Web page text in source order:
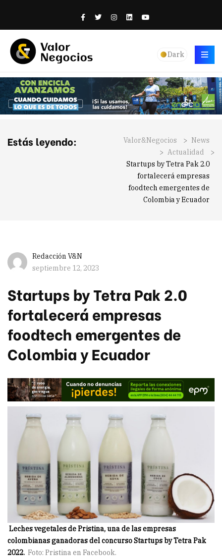
Dark
Estás leyendo: Valor&Negocios > News
> Actualidad
>
Startups by Tetra Pak 2.0
fortalecerá empresas
foodtech emergentes de
Colombia y Ecuador
Redacción V&N
septiembre 12, 2023
Startups by Tetra Pak 2.0
fortalecerá empresas
foodtech emergentes de
Colombia y Ecuador
Leches vegetales de Pristina, una de las empresas
colombianas ganadoras del concurso Startups by Tetra Pak
2022. Foto: Pristina en Facebook.